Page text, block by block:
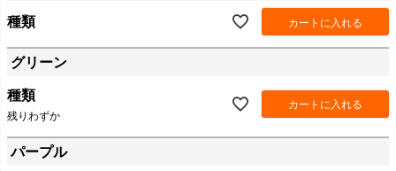
種類 カートに入れる
グリーン
種類
残りわずか
カートに入れる
パープル